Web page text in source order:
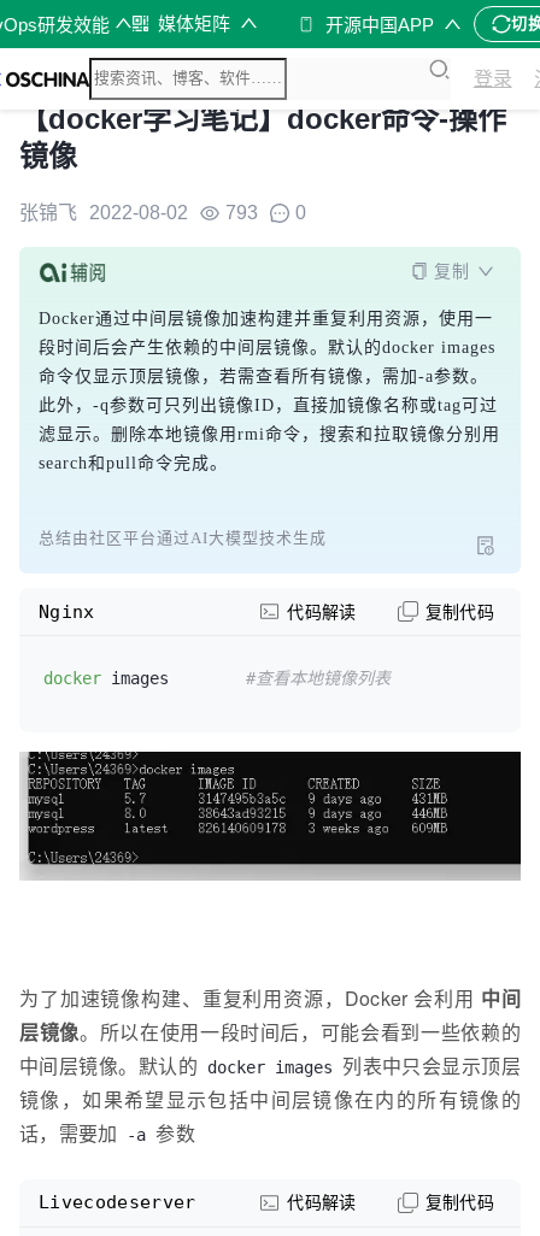
研发效能 媒体矩阵 开源中国APP 切
登录
【docker学习笔记】docker命令-操作
镜像
张锦飞 2022-08-02 793 0
复制
Docker通过中间层镜像加速构建并重复利用资源，使用一
段时间后会产生依赖的中间层镜像。默认的docker images
命令仅显示顶层镜像，若需查看所有镜像，需加-a参数。
此外，-q参数可只列出镜像ID，直接加镜像名称或tag可过
滤显示。删除本地镜像用rmi命令，搜索和拉取镜像分别用
search和pull命令完成。
总结由社区平台通过AI大模型技术生成
docker images #查看本地镜像列表
Nginx 代码解读 复制代码
为了加速镜像构建、重复利用资源，Docker 会利用 中间
层镜像。所以在使用一段时间后，可能会看到一些依赖的
中间层镜像。默认的
docker images
列表中只会显示顶层
镜像，如果希望显示包括中间层镜像在内的所有镜像的
话，需要加
-a 参数
Livecodeserver 代码解读 复制代码